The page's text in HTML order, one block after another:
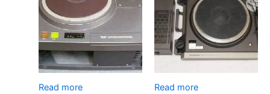
Read more Read more